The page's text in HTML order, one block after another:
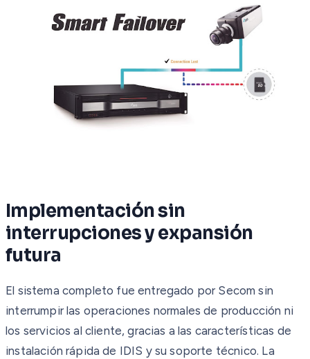
Implementación sin
interrupciones y expansión
futura
El sistema completo fue entregado por Secom sin
interrumpir las operaciones normales de producción ni
los servicios al cliente, gracias a las características de
instalación rápida de IDIS y su soporte técnico. La